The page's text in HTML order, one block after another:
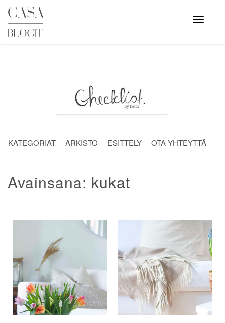
Skip
content
Avaa
valikko
KATEGORIAT ARKISTO ESITTELY OTA YHTEYTTÄ
Avainsana: kukat
Artikkelien
selaus